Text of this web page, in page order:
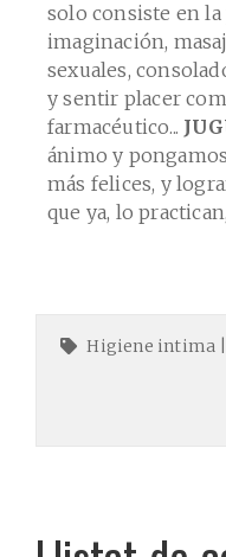
solo consiste en
imaginación,
sexuales,
y sentir placer
farmacéutico...
ánimo y
más felices, y
que ya, lo
Higiene intima